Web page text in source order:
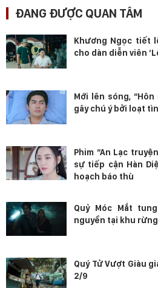
ĐANG ĐƯỢC QUAN TÂM
Khương Ngọc tiết
cho dàn diễn viên
Mới lên sóng,
gây chú ý bởi loạt
Phim “An Lạc
sự tiếp cận Hàn
hoạch báo thù
Quỷ Móc Mắt
nguyền tại khu
Quý Tử Vượt Giàu
2/9